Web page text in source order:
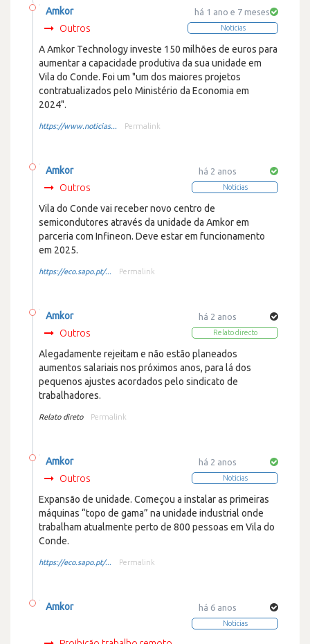
há 1 ano e 7 meses
Noticias
Amkor
Outros
A Amkor Technology investe 150 milhões de euros para
aumentar a capacidade produtiva da sua unidade em
Vila do Conde. Foi um "um dos maiores projetos
contratualizados pelo Ministério da Economia em
2024".
https://www.noticias... Permalink
há 2 anos
Noticias
Amkor
Outros
Vila do Conde vai receber novo centro de
semicondutores através da unidade da Amkor em
parceria com Infineon. Deve estar em funcionamento
em 2025.
https://eco.sapo.pt/... Permalink
há 2 anos
Relato directo
Amkor
Outros
Alegadamente rejeitam e não estão planeados
aumentos salariais nos próximos anos, para lá dos
pequenos ajustes acordados pelo sindicato de
trabalhadores.
Relato direto Permalink
há 2 anos
Noticias
Amkor
Outros
Expansão de unidade. Começou a instalar as primeiras
máquinas “topo de gama” na unidade industrial onde
trabalham atualmente perto de 800 pessoas em Vila do
Conde.
https://eco.sapo.pt/... Permalink
há 6 anos
Noticias
Amkor